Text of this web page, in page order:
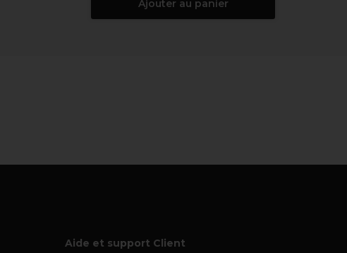
Ajouter au panier
Aide et support Client